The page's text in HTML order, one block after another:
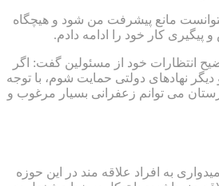
نتوانست مانع پیشرفت من شود و هیچگاه
پیگیری کار خود را ادامه دادم.
انتظارات خود از مسئولین گفت: اگر
نهادهای دولتی حمایت شوم، با توجه
می توانم زعفرانی بسیار مرغوب و
به افراد علاقه مند در این حوزه